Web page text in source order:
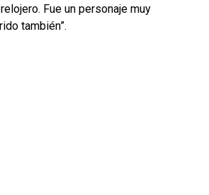
Fue un personaje muy
también”.